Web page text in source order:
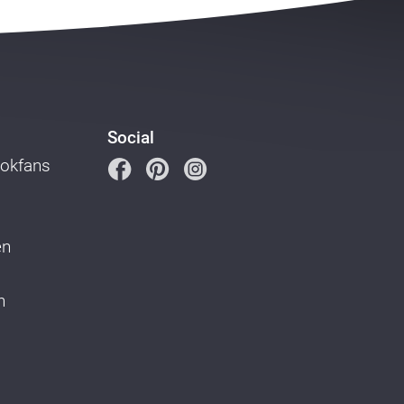
Social